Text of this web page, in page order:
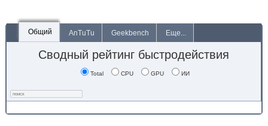
Общий AnTuTu Geekbench Еще...
Сводный рейтинг быстродействия
Total CPU GPU ИИ